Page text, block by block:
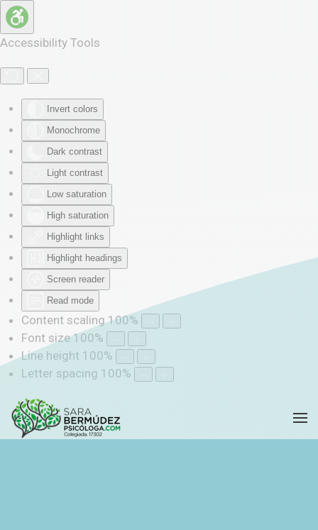
Accessibility Tools
Invert colors
Monochrome
Dark contrast
Light contrast
Low saturation
High saturation
Highlight links
Highlight headings
Screen reader
Read mode
Content scaling 100%
Font size 100%
Line height 100%
Letter spacing 100%
Skip to main content